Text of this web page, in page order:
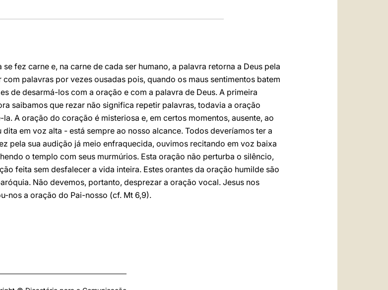
fez carne e, na carne de cada ser humano, a palavra retorna a Deus pela
palavras por vezes ousadas pois, quando os maus sentimentos batem
de desarmá-los com a oração e com a palavra de Deus. A primeira
saibamos que rezar não significa repetir palavras, todavia a oração
A oração do coração é misteriosa e, em certos momentos, ausente, ao
em voz alta - está sempre ao nosso alcance. Todos deveríamos ter a
pela sua audição já meio enfraquecida, ouvimos recitando em voz baixa
o templo com seus murmúrios. Esta oração não perturba o silêncio,
feita sem desfalecer a vida inteira. Estes orantes da oração humilde são
Não devemos, portanto, desprezar a oração vocal. Jesus nos
nos a oração do Pai-nosso (cf. Mt 6,9).